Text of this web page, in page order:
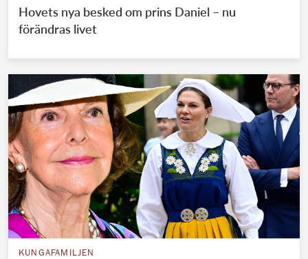
Hovets nya besked om prins Daniel – nu
förändras livet
KUNGAFAMILJEN